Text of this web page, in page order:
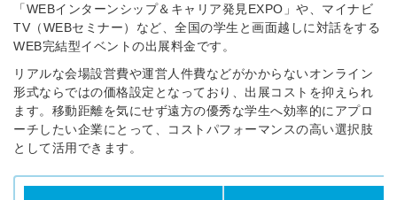
「WEBインターンシップ＆キャリア発見EXPO」や、マイナビ
TV（WEBセミナー）など、全国の学生と画面越しに対話をする
WEB完結型イベントの出展料金です。
リアルな会場設営費や運営人件費などがかからないオンライン
形式ならではの価格設定となっており、出展コストを抑えられ
ます。移動距離を気にせず遠方の優秀な学生へ効率的にアプロ
ーチしたい企業にとって、コストパフォーマンスの高い選択肢
として活用できます。